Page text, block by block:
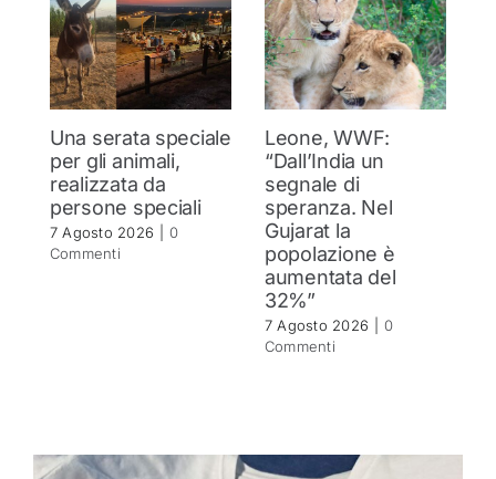
Una serata speciale
per gli animali,
realizzata da
persone speciali
7 Agosto 2026
0
Commenti
Leone, WWF:
“Dall’India un
segnale di
speranza. Nel
Gujarat la
popolazione è
aumentata del
32%”
7 Agosto 2026
0
Commenti